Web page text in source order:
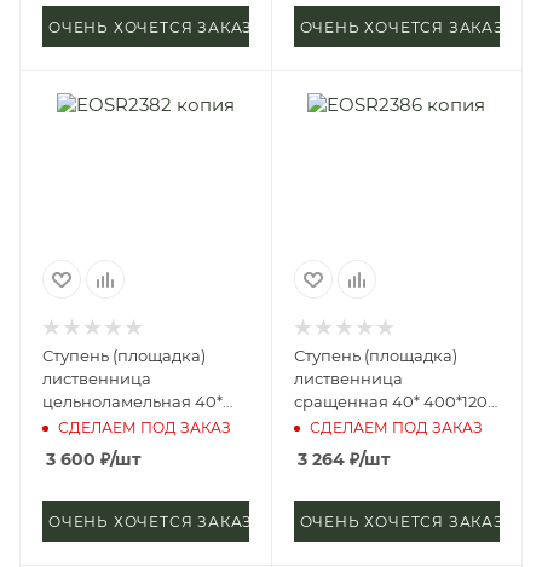
ОЧЕНЬ ХОЧЕТСЯ ЗАКАЗАТЬ ОЧЕНЬ ХОЧЕТСЯ ЗАКАЗАТЬ
Ступень (площадка)
лиственница
цельноламельная 40*
300*1500 мм (сорт
СДЕЛАЕМ ПОД ЗАКАЗ
3 600 ₽/шт
ОЧЕНЬ ХОЧЕТСЯ ЗАКАЗАТЬ
Ступень (площадка)
лиственница
сращенная 40* 400*1200
мм (сорт А)
СДЕЛАЕМ ПОД ЗАКАЗ
3 264₽/шт
ОЧЕНЬ ХОЧЕТСЯ ЗАКАЗАТЬ